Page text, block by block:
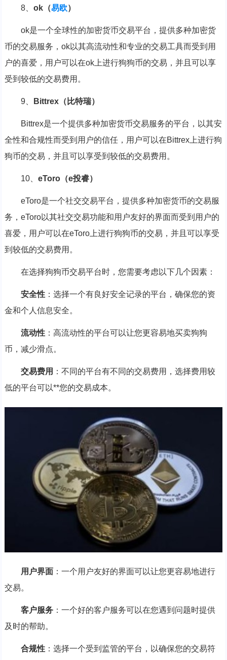
8、 ok（易欧）
ok是一个全球性的加密货币交易平台，提供多种加密货
币的交易服务，ok以其高流动性和专业的交易工具而受到用
户的喜爱，用户可以在ok上进行狗狗币的交易，并且可以享
受到较低的交易费用。
9、 Bittrex（比特瑞）
Bittrex是一个提供多种加密货币交易服务的平台，以其安
全性和合规性而受到用户的信任，用户可以在Bittrex上进行狗
狗币的交易，并且可以享受到较低的交易费用。
10、 eToro（e投睿）
eToro是一个社交交易平台，提供多种加密货币的交易服
务，eToro以其社交交易功能和用户友好的界面而受到用户的
喜爱，用户可以在eToro上进行狗狗币的交易，并且可以享受
到较低的交易费用。
在选择狗狗币交易平台时，您需要考虑以下几个因素：
安全性：选择一个有良好安全记录的平台，确保您的资
金和个人信息安全。
流动性：高流动性的平台可以让您更容易地买卖狗狗
币，减少滑点。
交易费用 ：不同的平台有不同的交易费用，选择费用较
低的平台可以**您的交易成本。
用户界面：一个用户友好的界面可以让您更容易地进行
交易。
客户服务：一个好的客户服务可以在您遇到问题时提供
及时的帮助。
合规性：选择一个受到监管的平台，以确保您的交易符